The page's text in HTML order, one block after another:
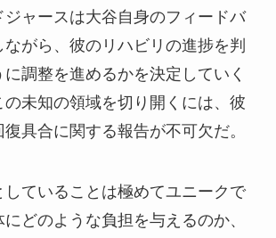
ジャースは大谷自身のフィードバ
ながら、彼のリハビリの進捗を判
調整を進めるかを決定していく
の未知の領域を切り開くには、彼
具合に関する報告が不可欠だ。
していることは極めてユニークで
どのような負担を与えるのか、